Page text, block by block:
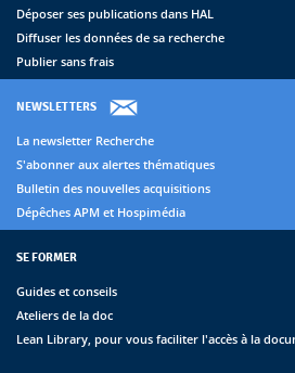
Déposer ses publications dans HAL
Diffuser les données de sa recherche
Publier sans frais
NEWSLETTERS
La newsletter Recherche
S'abonner aux alertes thématiques
Bulletin des nouvelles acquisitions
Dépêches APM et Hospimédia
SE FORMER
Guides et conseils
Ateliers de la doc
Lean Library, pour vous faciliter l'accès à la